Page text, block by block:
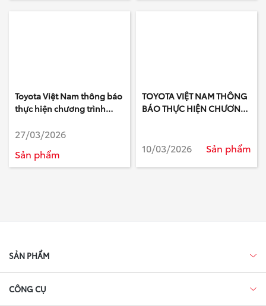
Toyota Việt Nam thông báo
thực hiện chương trình
mềm điều khiển hộp số tự
Cruiser 300”
27/03/2026
Sản phẩm
TOYOTA VIỆT NAM THÔNG
BÁO THỰC HIỆN CHƯƠNG
HOẶC THAY THẾ CAMERA
TRƯỚC VÀ HAI BÊN TRÁI
PHẢI TRÊN XE CAMRY
10/03/2026 Sản phẩm
SẢN PHẨM
CÔNG CỤ